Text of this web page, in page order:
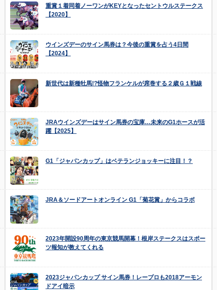
重賞１着同着ノーワンがKEYとなったセントウルステークス
【2020】
ウインズデーのサイン馬券は？今後の重賞を占う4日間
【2024】
新世代は新種牡馬!?怪物フランケルが席巻する２歳Ｇ１戦線
JRAウインズデーはサイン馬券の宝庫…未来のG1ホースが活
躍【2025】
G1「ジャパンカップ」はベテランジョッキーに注目！？
JRA＆ソードアートオンライン G1「菊花賞」からコラボ
2023年開設90周年の東京競馬開幕！根岸ステークスはスポー
ツ報知が教えてくれる
2023ジャパンカップ サイン馬券！レープロも2018アーモン
ドアイ暗示